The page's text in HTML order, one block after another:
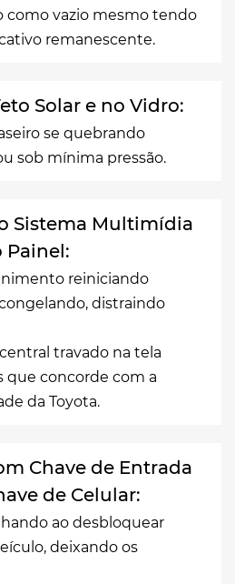
como vazio mesmo tendo
remanescente.
Solar e no Vidro:
se quebrando
sob mínima pressão.
Sistema Multimídia
Painel:
reiniciando
distraindo
travado na tela
que concorde com a
da Toyota.
Chave de Entrada
de Celular:
ao desbloquear
deixando os